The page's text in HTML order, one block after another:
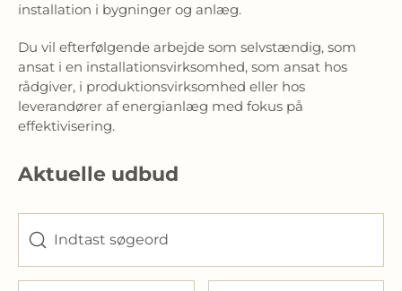
installation i bygninger og anlæg.
Du vil efterfølgende arbejde som selvstændig, som
ansat i en installationsvirksomhed, som ansat hos
rådgiver, i produktionsvirksomhed eller hos
leverandører af energianlæg med fokus på
effektivisering.
Aktuelle udbud
Indtast søgeord